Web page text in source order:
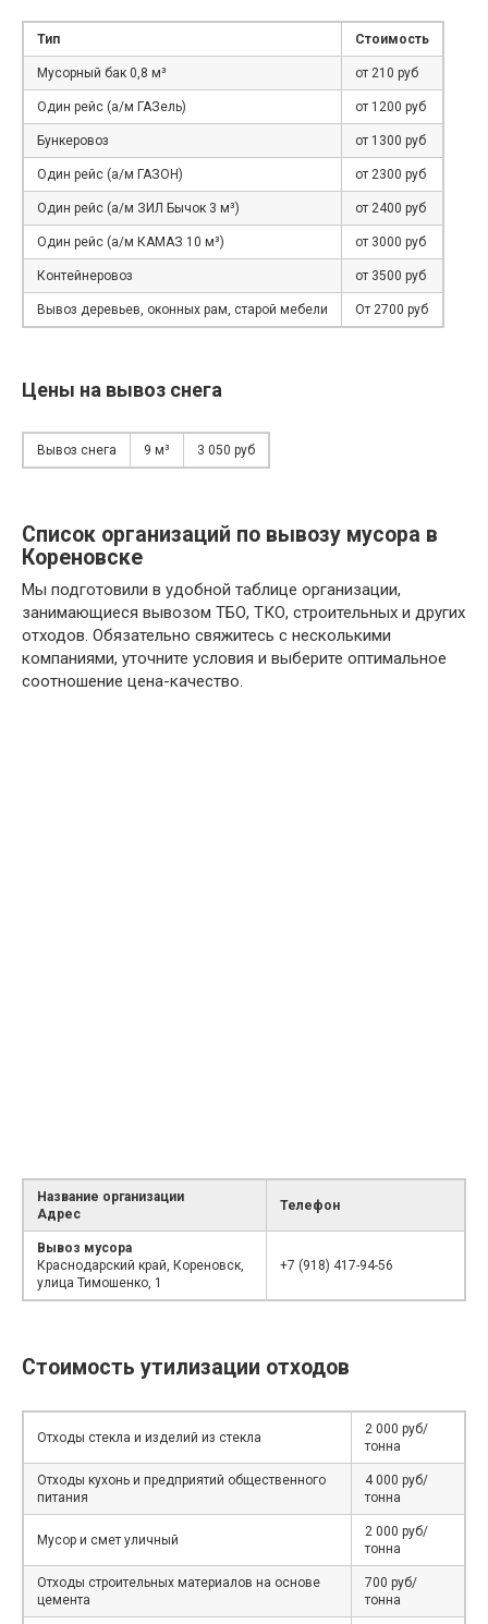
Тип Стоимость
Мусорный бак 0,8 м³ от 210 руб
Один рейс (а/м ГАЗель) от 1200 руб
Бункеровоз от 1300 руб
Один рейс (а/м ГАЗОН) от 2300 руб
Один рейс (а/м ЗИЛ Бычок 3 м³) от 2400 руб
Один рейс (а/м КАМАЗ 10 м³) от 3000 руб
Контейнеровоз от 3500 руб
Вывоз деревьев, оконных рам, старой мебели От 2700 руб
Цены на вывоз снега
Вывоз снега 9 м³ 3 050 руб
Список организаций по вывозу мусора в
Кореновске
Мы подготовили в удобной таблице организации,
занимающиеся вывозом ТБО, ТКО, строительных и других
отходов. Обязательно свяжитесь с несколькими
компаниями, уточните условия и выберите оптимальное
соотношение цена-качество.
Название организации
Адрес
Телефон
Вывоз мусора
Краснодарский край, Кореновск,
улица Тимошенко, 1
+7 (918) 417-94-56
Стоимость утилизации отходов
Отходы стекла и изделий из стекла
2 000 руб/
тонна
Отходы кухонь и предприятий общественного
питания
4 000 руб/
тонна
Мусор и смет уличный
2 000 руб/
тонна
Отходы строительных материалов на основе
цемента
700 руб/
тонна